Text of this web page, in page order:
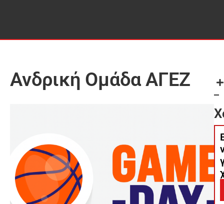
Ανδρική Ομάδα ΑΓΕΖ